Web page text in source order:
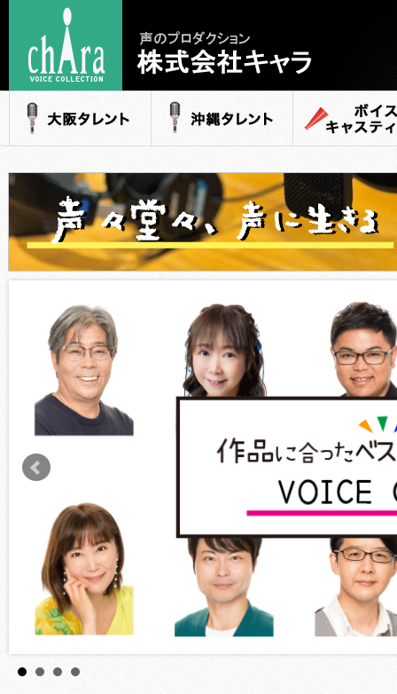
声のプロダクション
- 株式会社キャラ
大阪タレント 沖縄タレント ボイスキャステ